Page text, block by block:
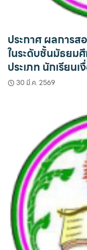
ประกาศ ผลการส
ในระดับชั้นมัธยม
ประเภท นักเรียน
30 มี.ค. 2569